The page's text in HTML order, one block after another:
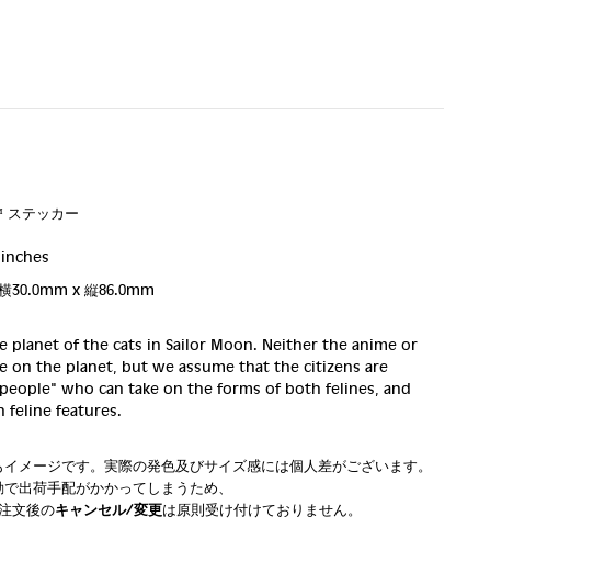
テッカー
inches
30.0mm x 縦86.0mm
planet of the cats in Sailor Moon. Neither the anime or
on the planet, but we assume that the citizens are
who can take on the forms of both felines, and
feline features.
メージです。実際の発色及びサイズ感には個人差がございます。
出荷手配がかかってしまうため、
文後のキャンセル/変更は原則受け付けておりません。